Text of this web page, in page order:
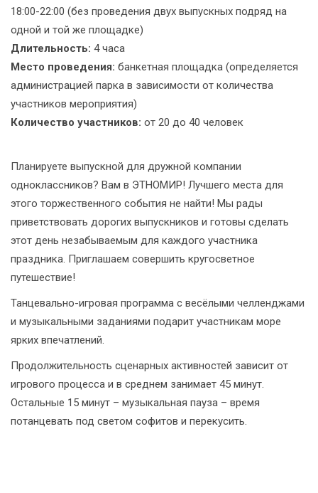
18:00-22:00 (без проведения двух выпускных подряд на
одной и той же площадке)
Длительность: 4 часа
Место проведения: банкетная площадка (определяется
администрацией парка в зависимости от количества
участников мероприятия)
Количество участников: от 20 до 40 человек
Планируете выпускной для дружной компании
одноклассников? Вам в ЭТНОМИР! Лучшего места для
этого торжественного события не найти! Мы рады
приветствовать дорогих выпускников и готовы сделать
этот день незабываемым для каждого участника
праздника. Приглашаем совершить кругосветное
путешествие!
Танцевально-игровая программа с весёлыми челленджами
и музыкальными заданиями подарит участникам море
ярких впечатлений.
Продолжительность сценарных активностей зависит от
игрового процесса и в среднем занимает 45 минут.
Остальные 15 минут – музыкальная пауза – время
потанцевать под светом софитов и перекусить.